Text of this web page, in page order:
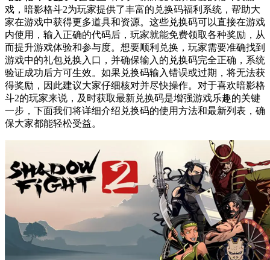
戏，暗影格斗2为玩家提供了丰富的兑换码福利系统，帮助大
家在游戏中获得更多道具和资源。这些兑换码可以直接在游戏
内使用，输入正确的代码后，玩家就能免费领取各种奖励，从
而提升游戏体验和参与度。想要顺利兑换，玩家需要准确找到
游戏中的礼包兑换入口，并确保输入的兑换码完全正确，系统
验证成功后方可生效。如果兑换码输入错误或过期，将无法获
得奖励，因此建议大家仔细核对并尽快操作。对于喜欢暗影格
斗2的玩家来说，及时获取最新兑换码是增强游戏乐趣的关键
一步，下面我们将详细介绍兑换码的使用方法和最新列表，确
保大家都能轻松受益。